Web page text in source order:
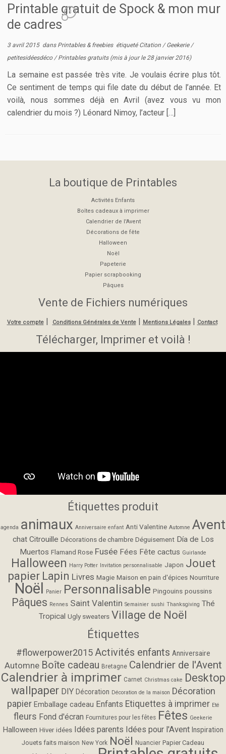
Printable gratuit de Spock & mon mur
de cadres
3
3 avril 2015dans Printables & freebies étiqueté Citation /Geekerie /
petitesidéesdéco /Printables gratuits (mis à jour le 28 janvier 2016)
La semaine est passée très vite. Je voulais écrire plus tôt.
Ce sentiment de temps qui file date du début de l’année. Et
voilà, nous sommes déjà en Avril (avez vous vu mon
calendrier du mois ?) Léonard Nimoy, l’acteur […]
La boutique de Printables
Activités Enfants
Boîtes cadeaux à imprimer
Calendrier de l'Avent
Décorations de fête
Halloween
Noël
Papeterie
Papier scrapbooking
Pâques
Vente de Fichiers numériques
Votre compte| Conditions Générales de Vente| Mentions Légales | Contact
Télécharger, Imprimer et voilà !
Étiquettes produit
agenda animaux Anniversaire enfant Anti Valentine Automne Avent
chat Citrouille Décorations de chambre Déguisement Día de Los
Muertos Flamand Rose Fusée Fées Fête cactus Guirlande
Halloween Harry Potter Invitation personnalisable Japon Jouet
papier Lapin Livres Magie Maison en pain d'épices Nourriture
Noël Panier Personnalisable Pingouins poussins
Pâques Rennes Saint Valentin Semainier sushi Thanksgiving Thé
Tropical Ugly sweaters Village de Noël
Étiquettes
#flowerpower2015 Activités enfants Anniversaire
Automne Boîte cadeau Bretagne Calendrier de l'Avent
Calendrier à imprimer Carnet Christmas cake Desktop
wallpaper DIY Décoration Décoration de la maison Décoration
papier Emballage cadeau Enfants Etiquettes à imprimer Eté
fleurs Fond d'écran Fournitures pour les fêtes Fêtes Geekerie
Halloween Hiver idées Idées parents Idées pour l'Avent Inspiration
Jouets faits maison New York Noël Nuancier Papier Cadeau